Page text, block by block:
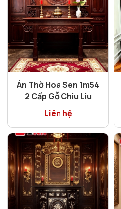
Án Thờ Hoa Sen 1m54
2 Cấp Gỗ Chiu Liu
Liên hệ